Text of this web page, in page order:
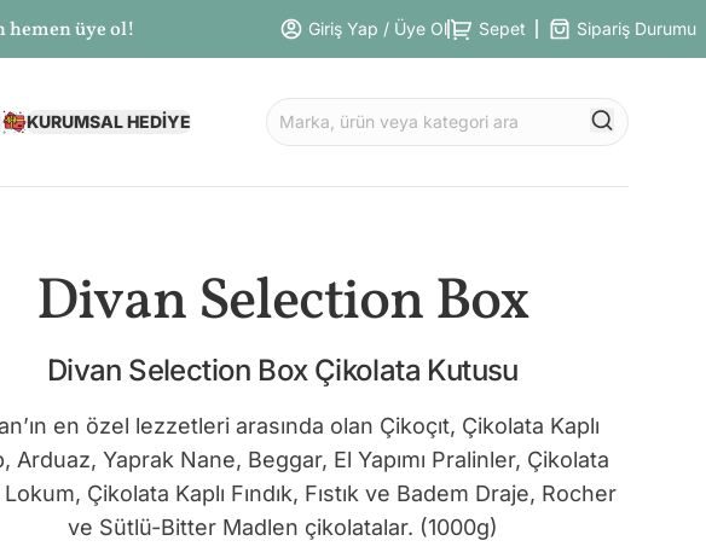
hemen üye ol! Giriş Yap / Üye Ol Sepet Sipariş Durumu
KURUMSAL HEDİYE
Divan Selection Box
Divan Selection Box Çikolata Kutusu
en özel lezzetleri arasında olan Çikoçıt, Çikolata Kaplı
Arduaz, Yaprak Nane, Beggar, El Yapımı Pralinler, Çikolata
Lokum, Çikolata Kaplı Fındık, Fıstık ve Badem Draje, Rocher
ve Sütlü-Bitter Madlen çikolatalar. (1000g)